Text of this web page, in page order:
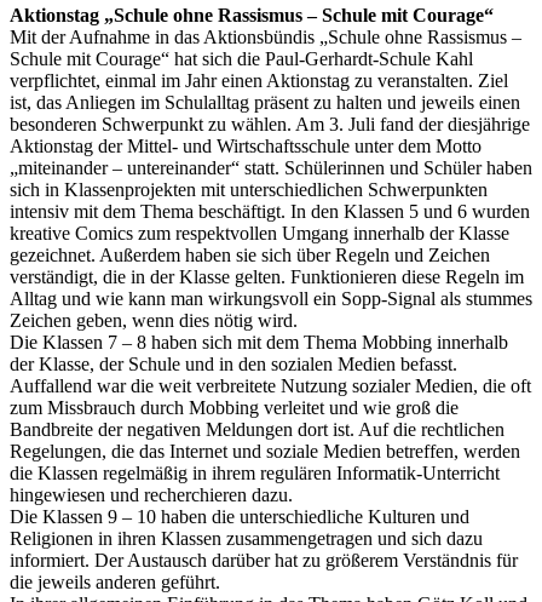
Aktionstag „Schule ohne Rassismus – Schule mit Courage“
Mit der Aufnahme in das Aktionsbündis „Schule ohne Rassismus –
Schule mit Courage“ hat sich die Paul-Gerhardt-Schule Kahl
verpflichtet, einmal im Jahr einen Aktionstag zu veranstalten. Ziel
ist, das Anliegen im Schulalltag präsent zu halten und jeweils einen
besonderen Schwerpunkt zu wählen. Am 3. Juli fand der diesjährige
Aktionstag der Mittel- und Wirtschaftsschule unter dem Motto
„miteinander – untereinander“ statt. Schülerinnen und Schüler haben
sich in Klassenprojekten mit unterschiedlichen Schwerpunkten
intensiv mit dem Thema beschäftigt. In den Klassen 5 und 6 wurden
kreative Comics zum respektvollen Umgang innerhalb der Klasse
gezeichnet. Außerdem haben sie sich über Regeln und Zeichen
verständigt, die in der Klasse gelten. Funktionieren diese Regeln im
Alltag und wie kann man wirkungsvoll ein Sopp-Signal als stummes
Zeichen geben, wenn dies nötig wird.
Die Klassen 7 – 8 haben sich mit dem Thema Mobbing innerhalb
der Klasse, der Schule und in den sozialen Medien befasst.
Auffallend war die weit verbreitete Nutzung sozialer Medien, die oft
zum Missbrauch durch Mobbing verleitet und wie groß die
Bandbreite der negativen Meldungen dort ist. Auf die rechtlichen
Regelungen, die das Internet und soziale Medien betreffen, werden
die Klassen regelmäßig in ihrem regulären Informatik-Unterricht
hingewiesen und recherchieren dazu.
Die Klassen 9 – 10 haben die unterschiedliche Kulturen und
Religionen in ihren Klassen zusammengetragen und sich dazu
informiert. Der Austausch darüber hat zu größerem Verständnis für
die jeweils anderen geführt.